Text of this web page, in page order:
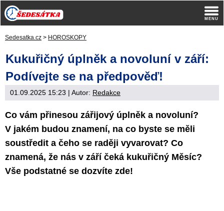
Sedesatka.cz > HOROSKOPY
Kukuřičný úplněk a novoluní v září:
Podívejte se na předpověď!
01.09.2025 15:23 | Autor: Redakce
Co vám přinesou zářijový úplněk a novoluní?
V jakém budou znamení, na co byste se měli
soustředit a čeho se raději vyvarovat? Co
znamená, že nás v září čeká kukuřičný Měsíc?
Vše podstatné se dozvíte zde!